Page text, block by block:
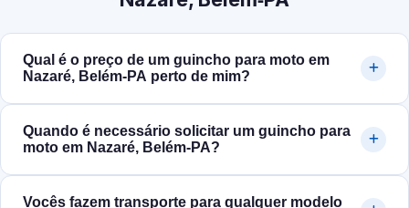
Qual é o preço de um guincho para moto em
Nazaré, Belém‑PA perto de mim?
Quando é necessário solicitar um guincho para
moto em Nazaré, Belém‑PA?
Vocês fazem transporte para qualquer modelo